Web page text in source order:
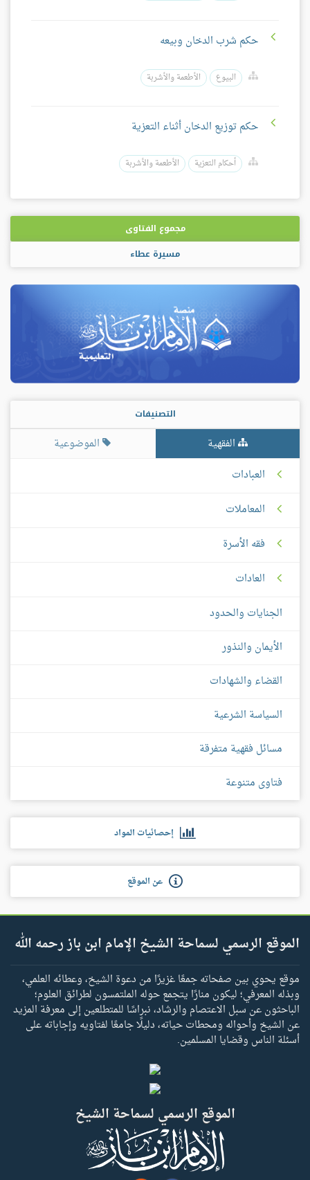
حكم شرب الدخان وبيعه
البيوع الأطعمة والأشربة
حكم توزيع الدخان أثناء التعزية
أحكام التعزية الأطعمة والأشربة
مجموع الفتاوى
مسيرة عطاء
التصنيفات
الفقهية
الموضوعية
العبادات
المعاملات
فقه الأسرة
العادات
الجنايات والحدود
الأيمان والنذور
القضاء والشهادات
السياسة الشرعية
مسائل فقهية متفرقة
فتاوى متنوعة
إحصائيات المواد
عن الموقع
الموقع الرسمي لسماحة الشيخ الإمام ابن باز رحمه الله
موقع يحوي بين صفحاته جمعًا غزيرًا من دعوة الشيخ، وعطائه العلمي،
وبذله المعرفي؛ ليكون منارًا يتجمع حوله الملتمسون لطرائق العلوم؛
الباحثون عن سبل الاعتصام والرشاد، نبراسًا للمتطلعين إلى معرفة المزيد
عن الشيخ وأحواله ومحطات حياته، دليلًا جامعًا لفتاويه وإجاباته على
أسئلة الناس وقضايا المسلمين.
الموقع الرسمي لسماحة الشيخ